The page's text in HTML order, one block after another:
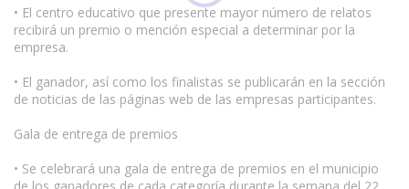
• El centro educativo que presente mayor número de relatos
recibirá un premio o mención especial a determinar por la
empresa.
• El ganador, así como los finalistas se publicarán en la sección
de noticias de las páginas web de las empresas participantes.
Gala de entrega de premios
• Se celebrará una gala de entrega de premios en el municipio
de los ganadores de cada categoría durante la semana del 22